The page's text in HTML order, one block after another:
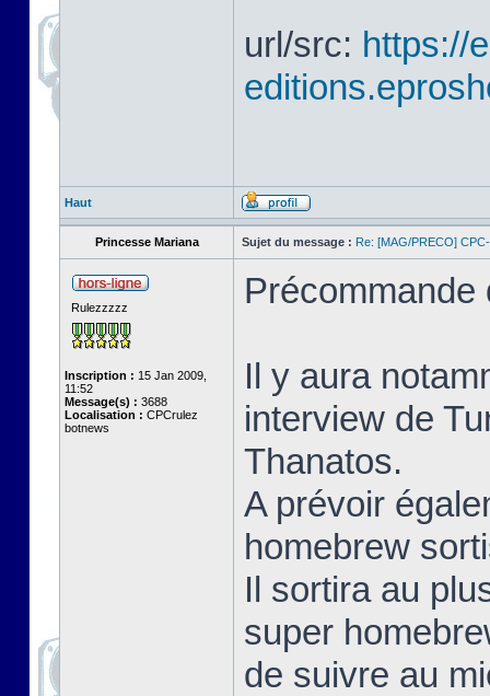
url/src: https://
Haut
Princesse Mariana Sujet du message : Re: [MAG/PRECO]
Rulezzzzz
Inscription : 15 Jan 2009,
11:52
Message(s) : 3688
Localisation : CPCrulez
botnews
Précommande
Il y aura
interview de
Thanatos.
A prévoir
homebrew
Il sortira au
super
de suivre au